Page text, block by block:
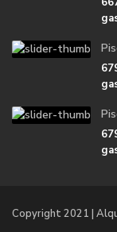
Copyright 2021 |